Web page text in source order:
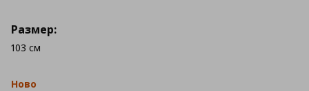
Ново
Размер:
103 см